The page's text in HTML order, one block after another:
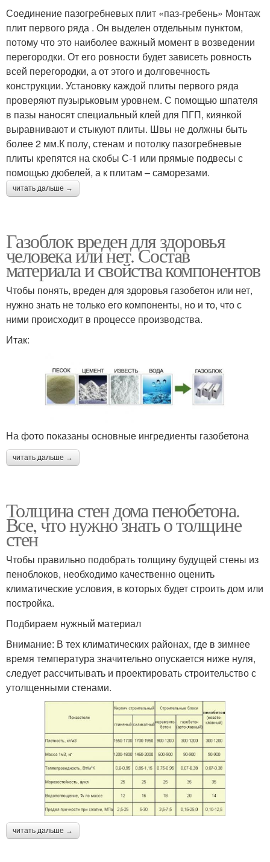
Соединение пазогребневых плит «паз-гребень» Монтаж
плит первого ряда . Он выделен отдельным пунктом,
потому что это наиболее важный момент в возведении
перегородки. От его ровности будет зависеть ровность
всей перегородки, а от этого и долговечность
конструкции. Установку каждой плиты первого ряда
проверяют пузырьковым уровнем. С помощью шпателя
в пазы наносят специальный клей для ПГП, киянкой
выравнивают и стыкуют плиты. Швы не должны быть
более 2 мм.К полу, стенам и потолку пазогребневые
плиты крепятся на скобы С-1 или прямые подвесы с
помощью дюбелей, а к плитам – саморезами.
читать дальше →
Газоблок вреден для здоровья
человека или нет. Состав
материала и свойства компонентов
Чтобы понять, вреден для здоровья газобетон или нет,
нужно знать не только его компоненты, но и то, что с
ними происходит в процессе производства.
Итак:
На фото показаны основные ингредиенты газобетона
читать дальше →
Толщина стен дома пенобетона.
Все, что нужно знать о толщине
стен
Чтобы правильно подобрать толщину будущей стены из
пеноблоков, необходимо качественно оценить
климатические условия, в которых будет строить дом или
постройка.
Подбираем нужный материал
Внимание: В тех климатических районах, где в зимнее
время температура значительно опускается ниже нуля,
следует рассчитывать и проектировать строительство с
утолщенными стенами.
читать дальше →